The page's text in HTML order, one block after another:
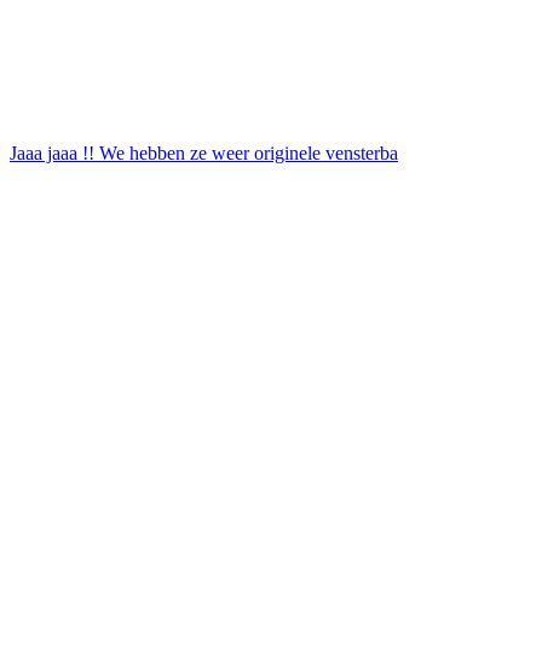
Jaaa jaaa !! We hebben ze weer originele vensterba